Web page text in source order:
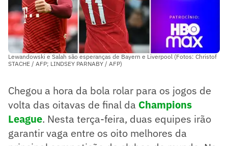
Lewandowski e Salah são esperanças de Bayern e Liverpool (Fotos: Christof
STACHE / AFP; LINDSEY PARNABY / AFP)
Chegou a hora da bola rolar para os jogos de
volta das oitavas de final da Champions
League. Nesta terça-feira, duas equipes irão
garantir vaga entre os oito melhores da